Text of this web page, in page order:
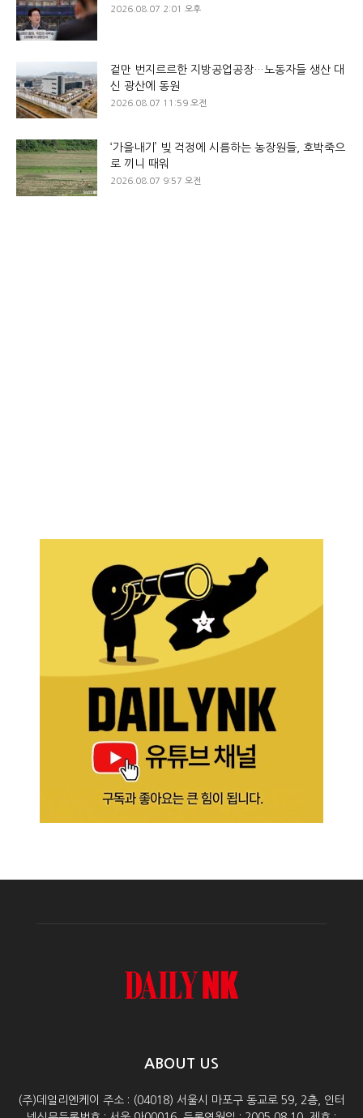
2026.08.07 2:01 오후
겉만 번지르르한 지방공업공장…노동자들 생산 대
신 광산에 동원
2026.08.07 11:59 오전
‘가을내기’ 빚 걱정에 시름하는 농장원들, 호박죽으
로 끼니 때워
2026.08.07 9:57 오전
ABOUT US
(주)데일리엔케이 주소 : (04018) 서울시 마포구 동교로 59, 2층, 인터